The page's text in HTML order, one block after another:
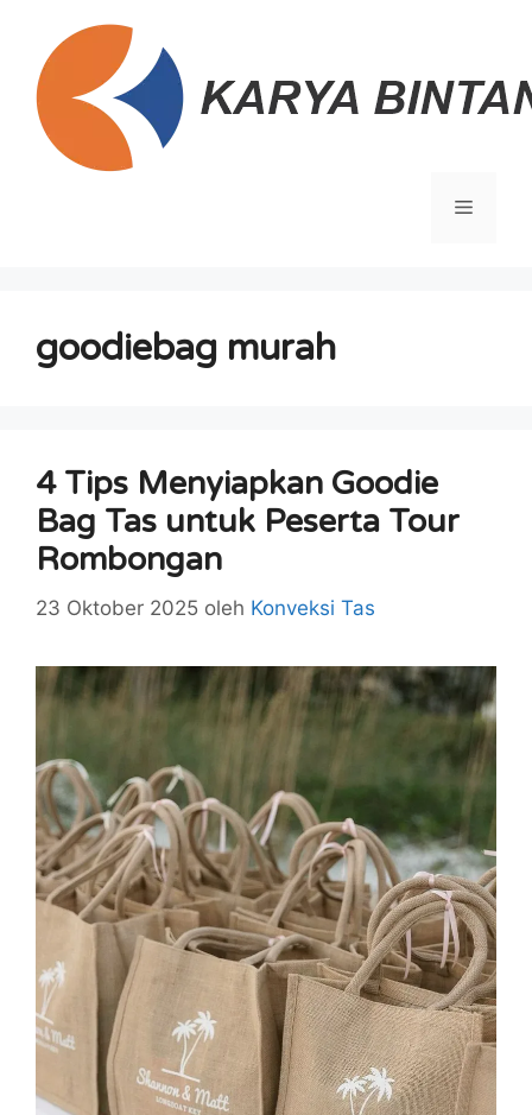
Menu
goodiebag murah
4 Tips Menyiapkan Goodie
Bag Tas untuk Peserta Tour
Rombongan
23 Oktober 2025 oleh Konveksi Tas